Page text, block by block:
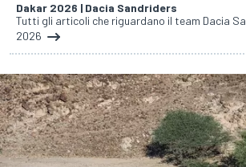
Dakar 2026 | Dacia Sandriders
Tutti gli articoli che riguardano il team Dacia
2026